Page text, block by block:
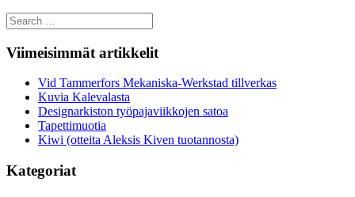
Search
for:
Viimeisimmät artikkelit
Vid Tammerfors Mekaniska-Werkstad tillverkas
Kuvia Kalevalasta
Designarkiston työpajaviikkojen satoa
Tapettimuotia
Kiwi (otteita Aleksis Kiven tuotannosta)
Kategoriat